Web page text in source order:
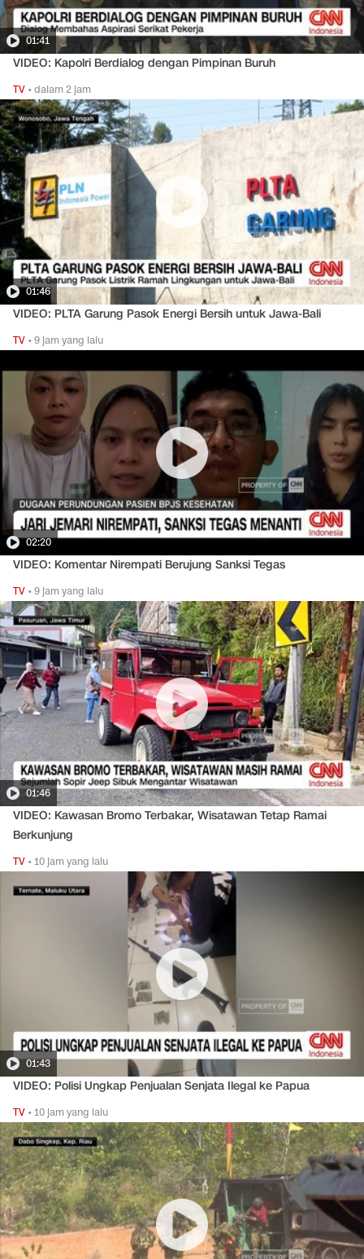
01:41
VIDEO: Kapolri Berdialog dengan Pimpinan Buruh
TV •dalam 2 jam
01:46
VIDEO: PLTA Garung Pasok Energi Bersih untuk Jawa-Bali
TV •9 jam yang lalu
02:20
VIDEO: Komentar Nirempati Berujung Sanksi Tegas
TV •9 jam yang lalu
01:46
VIDEO: Kawasan Bromo Terbakar, Wisatawan Tetap Ramai
Berkunjung
TV •10 jam yang lalu
01:43
VIDEO: Polisi Ungkap Penjualan Senjata Ilegal ke Papua
TV •10 jam yang lalu